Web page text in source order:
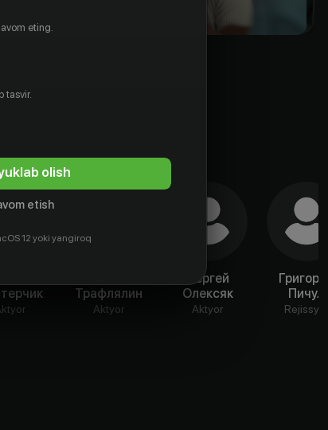
Трафлялин
Aktyor
Сергей
Олексяк
Aktyor
Пичул
Rejissyor
eting.
tasvir.
olish
etish
12 yoki yangiroq